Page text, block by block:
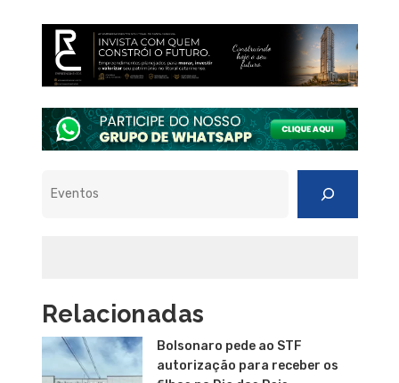
Relacionadas
Bolsonaro pede ao STF
autorização para receber os